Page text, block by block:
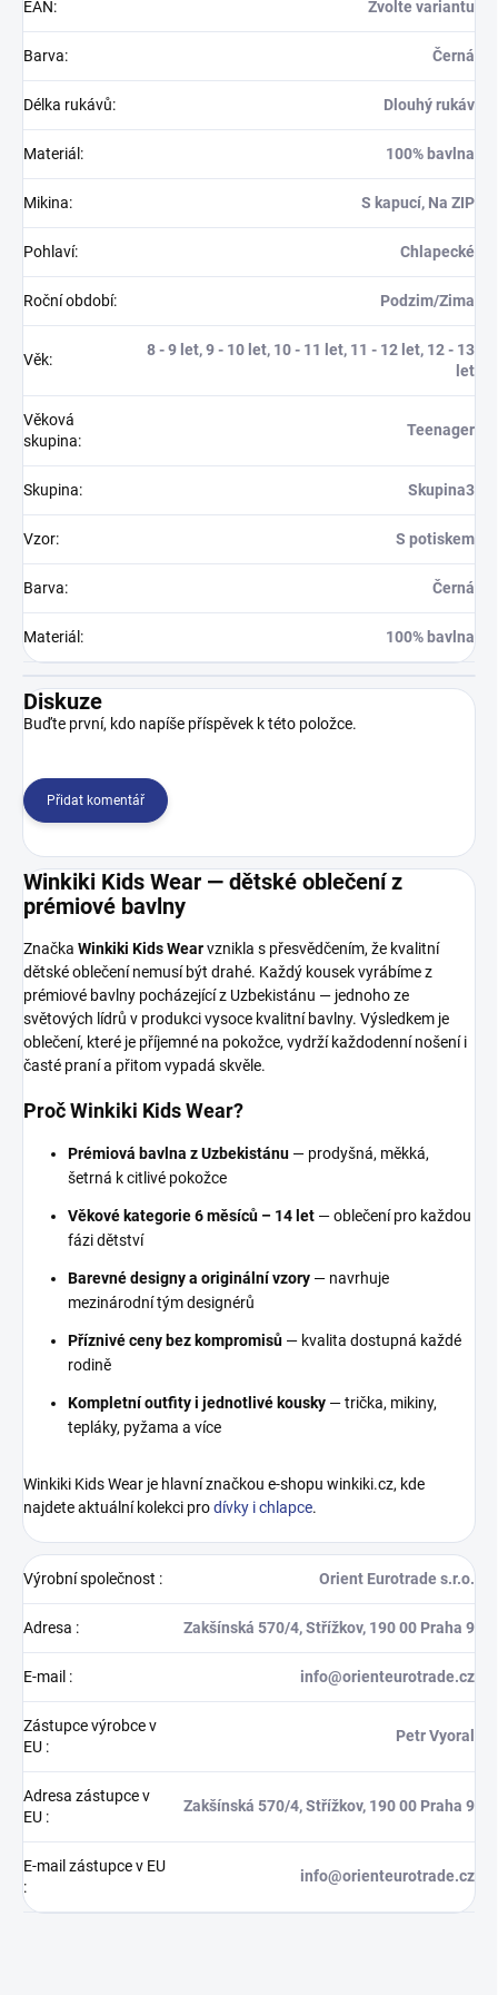
EAN: Zvolte variantu
Barva: Černá
Délka rukávů: Dlouhý rukáv
Materiál : 100% bavlna
Mikina: S kapucí, Na ZIP
Pohlaví: Chlapecké
Roční období: Podzim/Zima
Věk:
8 - 9 let, 9 - 10 let, 10 - 11 let, 11 - 12 let, 12 - 13
let
Věková
skupina:
Teenager
Skupina: Skupina3
Vzor: S potiskem
Barva: Černá
Materiál : 100% bavlna
Diskuze
Buďte první, kdo napíše příspěvek k této položce.
Přidat komentář
Winkiki Kids Wear — dětské oblečení z
prémiové bavlny
Značka Winkiki Kids Wearvznikla s přesvědčením, že kvalitní
dětské oblečení nemusí být drahé. Každý kousek vyrábíme z
prémiové bavlny pocházející z Uzbekistánu — jednoho ze
světových lídrů v produkci vysoce kvalitní bavlny. Výsledkem je
oblečení, které je příjemné na pokožce, vydrží každodenní nošení i
časté praní a přitom vypadá skvěle.
Proč Winkiki Kids Wear?
Prémiová bavlna z Uzbekistánu — prodyšná, měkká,
šetrná k citlivé pokožce
Věkové kategorie 6 měsíců – 14 let — oblečení pro každou
fázi dětství
Barevné designy a originální vzory — navrhuje
mezinárodní tým designérů
Příznivé ceny bez kompromisů — kvalita dostupná každé
rodině
Kompletní outfity i jednotlivé kousky — trička, mikiny,
tepláky, pyžama a více
Winkiki Kids Wear je hlavní značkou e-shopu winkiki.cz, kde
najdete aktuální kolekci prodívky i chlapce.
Výrobní společnost : Orient Eurotrade s.r.o.
Adresa : Zakšínská 570/4, Střížkov, 190 00 Praha 9
E-mail : info@orienteurotrade.cz
Zástupce výrobce v
EU :
Petr Vyoral
Adresa zástupce v
EU :
Zakšínská 570/4, Střížkov, 190 00 Praha 9
E-mail zástupce v EU
:
info@orienteurotrade.cz